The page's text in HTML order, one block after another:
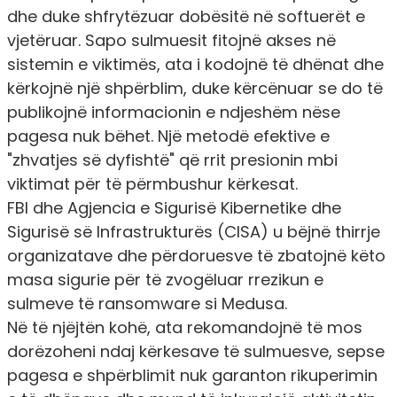
dhe duke shfrytëzuar dobësitë në softuerët e
vjetëruar. Sapo sulmuesit fitojnë akses në
sistemin e viktimës, ata i kodojnë të dhënat dhe
kërkojnë një shpërblim, duke kërcënuar se do të
publikojnë informacionin e ndjeshëm nëse
pagesa nuk bëhet. Një metodë efektive e
"zhvatjes së dyfishtë" që rrit presionin mbi
viktimat për të përmbushur kërkesat.
FBI dhe Agjencia e Sigurisë Kibernetike dhe
Sigurisë së Infrastrukturës (CISA) u bëjnë thirrje
organizatave dhe përdoruesve të zbatojnë këto
masa sigurie për të zvogëluar rrezikun e
sulmeve të ransomware si Medusa.
Në të njëjtën kohë, ata rekomandojnë të mos
dorëzoheni ndaj kërkesave të sulmuesve, sepse
pagesa e shpërblimit nuk garanton rikuperimin